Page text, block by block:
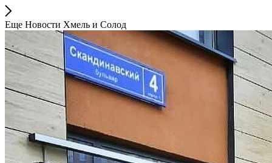
Еще Новости Хмель и Солод